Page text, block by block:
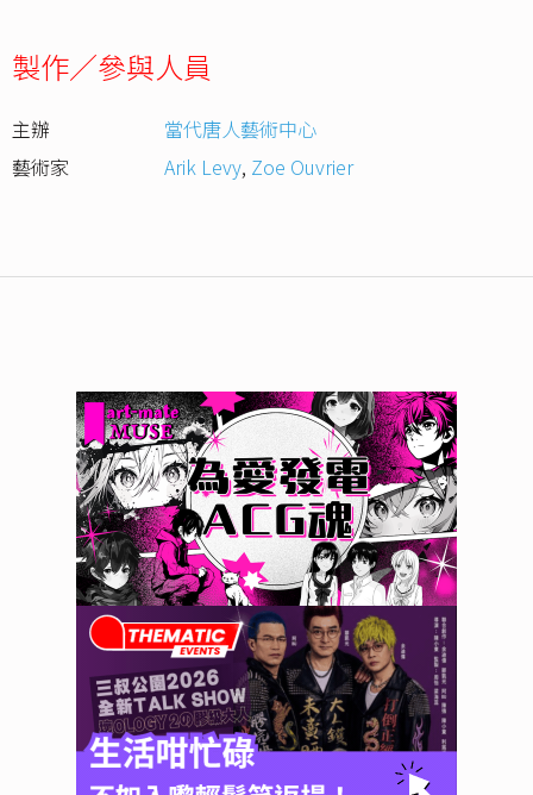
製作／參與人員
主辦
當代唐⼈藝術中⼼
藝術家
Arik Levy, Zoe Ouvrier